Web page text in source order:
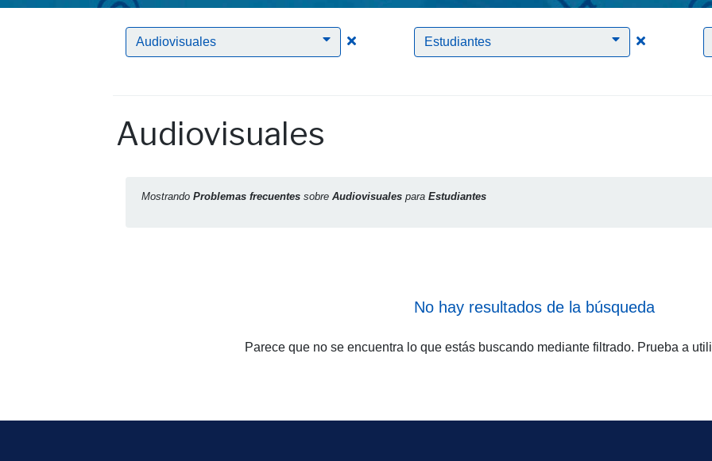
Audiovisuales Clic para borrar el filtro Audiovisuales
Estudiantes Clic para
Audiovisuales
Mostrando Problemas frecuentes sobre Audiovisuales para Estudiantes
No hay resultados de la búsqueda
Parece que no se encuentra lo que estás buscando mediante filtrado. Prueba a